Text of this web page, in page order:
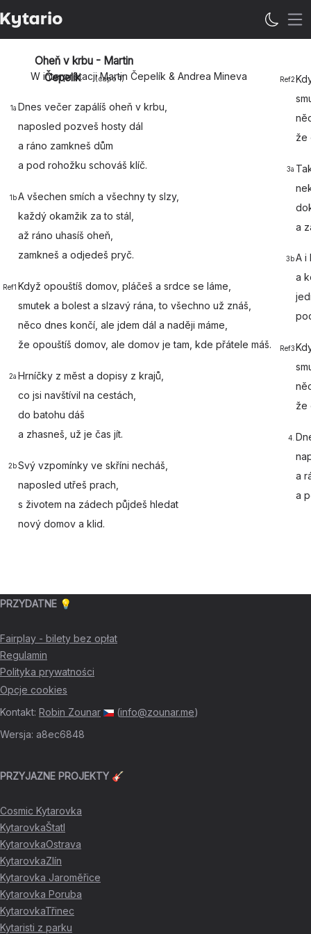
Oheň v krbu - Martin
Čepelík
(capo1)
W interpretacji Martin Čepelík & Andrea Mineva
1a Dnes večer zapálíš oheň v krbu,
naposled pozveš hosty dál
a ráno zamkneš dům
a pod rohožku schováš klíč.
1b A všechen smích a všechny ty slzy,
každý okamžik za to stál,
až ráno uhasíš oheň,
zamkneš a odjedeš pryč.
Ref1 Když opouštíš domov, pláčeš a srdce se láme,
smutek a bolest a slzavý rána, to všechno už znáš,
něco dnes končí, ale jdem dál a naději máme,
že opouštíš domov, ale domov je tam, kde přátele máš.
2a Hrníčky z měst a dopisy z krajů,
co jsi navštívil na cestách,
do batohu dáš
a zhasneš, už je čas jít.
2b Svý vzpomínky ve skříni necháš,
naposled utřeš prach,
s životem na zádech půjdeš hledat
nový domov a klid.
Ref2
že
3a
a
3b A i
a
Ref3
že
4.
a
a
PRZYDATNE 💡
Fairplay - bilety bez opłat
Regulamin
Polityka prywatności
Opcje cookies
Kontakt: Robin Zounar (info@zounar.me)
Wersja: a8ec6848
PRZYJAZNE PROJEKTY 🎸
Cosmic Kytarovka
KytarovkaŠtatl
KytarovkaOstrava
KytarovkaZlín
Kytarovka Jaroměřice
Kytarovka Poruba
KytarovkaTřinec
Kytaristi z parku